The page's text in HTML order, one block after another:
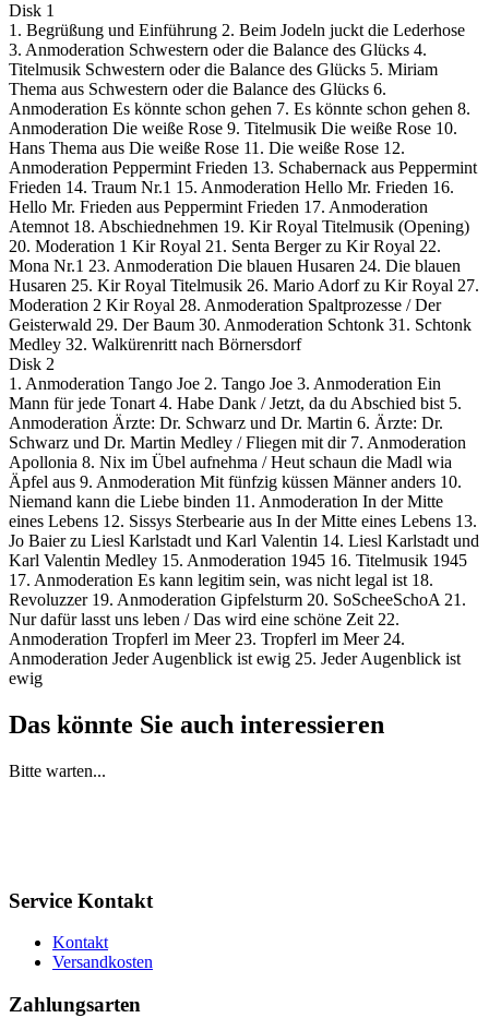
Disk 1
1. Begrüßung und Einführung 2. Beim Jodeln juckt die Lederhose
3. Anmoderation Schwestern oder die Balance des Glücks 4.
Titelmusik Schwestern oder die Balance des Glücks 5. Miriam
Thema aus Schwestern oder die Balance des Glücks 6.
Anmoderation Es könnte schon gehen 7. Es könnte schon gehen 8.
Anmoderation Die weiße Rose 9. Titelmusik Die weiße Rose 10.
Hans Thema aus Die weiße Rose 11. Die weiße Rose 12.
Anmoderation Peppermint Frieden 13. Schabernack aus Peppermint
Frieden 14. Traum Nr.1 15. Anmoderation Hello Mr. Frieden 16.
Hello Mr. Frieden aus Peppermint Frieden 17. Anmoderation
Atemnot 18. Abschiednehmen 19. Kir Royal Titelmusik (Opening)
20. Moderation 1 Kir Royal 21. Senta Berger zu Kir Royal 22.
Mona Nr.1 23. Anmoderation Die blauen Husaren 24. Die blauen
Husaren 25. Kir Royal Titelmusik 26. Mario Adorf zu Kir Royal 27.
Moderation 2 Kir Royal 28. Anmoderation Spaltprozesse / Der
Geisterwald 29. Der Baum 30. Anmoderation Schtonk 31. Schtonk
Medley 32. Walkürenritt nach Börnersdorf
Disk 2
1. Anmoderation Tango Joe 2. Tango Joe 3. Anmoderation Ein
Mann für jede Tonart 4. Habe Dank / Jetzt, da du Abschied bist 5.
Anmoderation Ärzte: Dr. Schwarz und Dr. Martin 6. Ärzte: Dr.
Schwarz und Dr. Martin Medley / Fliegen mit dir 7. Anmoderation
Apollonia 8. Nix im Übel aufnehma / Heut schaun die Madl wia
Äpfel aus 9. Anmoderation Mit fünfzig küssen Männer anders 10.
Niemand kann die Liebe binden 11. Anmoderation In der Mitte
eines Lebens 12. Sissys Sterbearie aus In der Mitte eines Lebens 13.
Jo Baier zu Liesl Karlstadt und Karl Valentin 14. Liesl Karlstadt und
Karl Valentin Medley 15. Anmoderation 1945 16. Titelmusik 1945
17. Anmoderation Es kann legitim sein, was nicht legal ist 18.
Revoluzzer 19. Anmoderation Gipfelsturm 20. SoScheeSchoA 21.
Nur dafür lasst uns leben / Das wird eine schöne Zeit 22.
Anmoderation Tropferl im Meer 23. Tropferl im Meer 24.
Anmoderation Jeder Augenblick ist ewig 25. Jeder Augenblick ist
ewig
Das könnte Sie auch interessieren
Bitte warten...
Service Kontakt
Kontakt
Versandkosten
Zahlungsarten